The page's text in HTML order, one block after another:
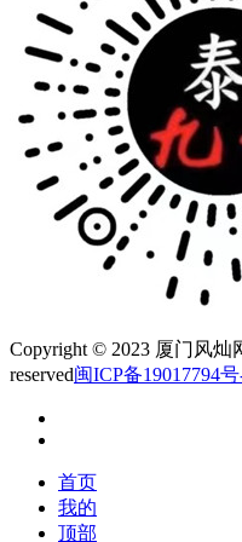
Copyright © 2023 厦门风
reserved闽ICP备19017794号
首页
我的
顶部